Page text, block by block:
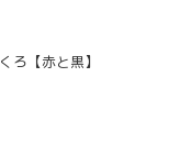
ろ【赤と黒】